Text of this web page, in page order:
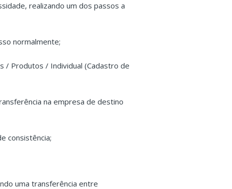
realizando um dos passos a
normalmente;
/ Produtos / Individual (Cadastro de
na empresa de destino
consistência;
uma transferência entre